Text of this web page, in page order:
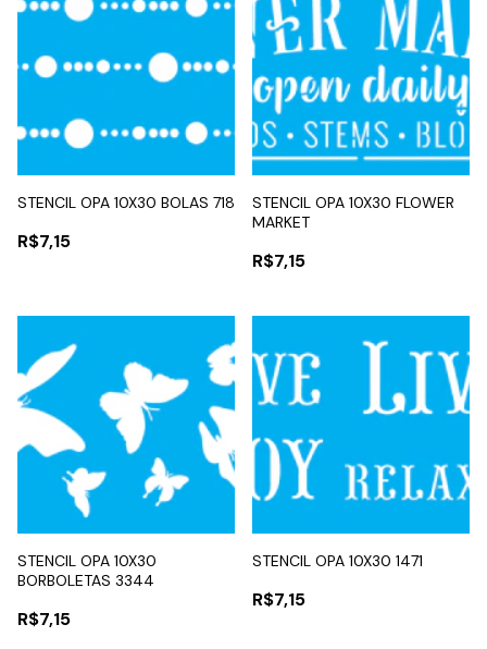
STENCIL OPA 10X30 BOLAS 718
R$7,15
STENCIL OPA 10X30 FLOWER
MARKET
R$7,15
STENCIL OPA 10X30
BORBOLETAS 3344
R$7,15
STENCIL OPA 10X30 1471
R$7,15